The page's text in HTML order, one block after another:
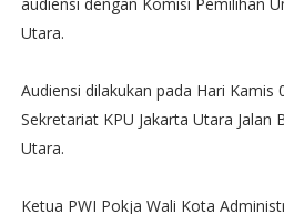
Utara.
Audiensi dilakukan pada Hari Kamis
Sekretariat KPU Jakarta Utara Jalan
Utara.
Ketua PWI Pokja Wali Kota